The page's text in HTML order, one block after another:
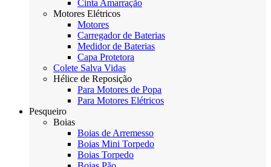
Cinta Amarração
Motores Elétricos
Motores
Carregador de Baterias
Medidor de Baterias
Capa Protetora
Colete Salva Vidas
Hélice de Reposição
Para Motores de Popa
Para Motores Elétricos
Pesqueiro
Boias
Boias de Arremesso
Boias Mini Torpedo
Boias Torpedo